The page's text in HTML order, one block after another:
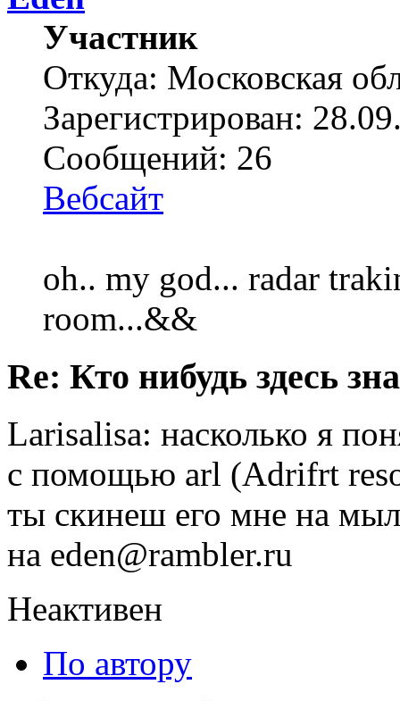
Участник
Откуда: Московская
Зарегистрирован:
Сообщений: 26
Вебсайт
oh.. my god... radar
room...&&
Re: Кто нибудь здесь
Larisalisa: насколько я
с помощью arl (Adrifrt
ты скинеш его мне на
на eden@rambler.ru
Неактивен
По автору